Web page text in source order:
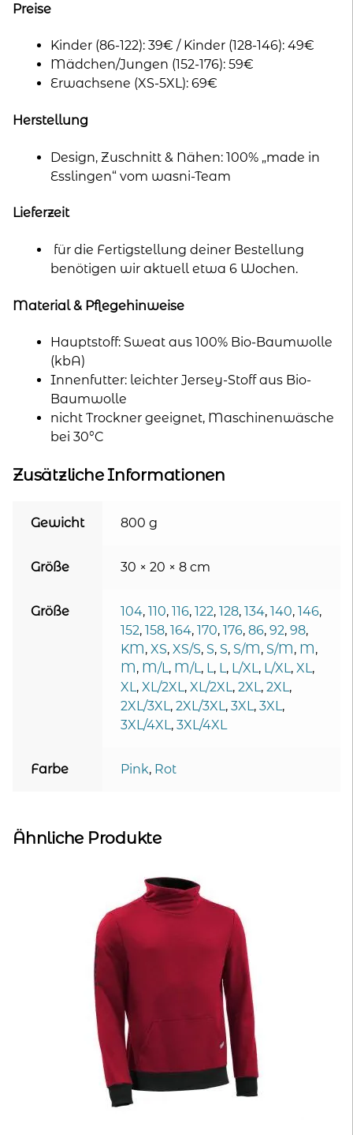
Preise
Kinder (86-122): 39€ / Kinder (128-146): 49€
Mädchen/Jungen (152-176): 59€
Erwachsene (XS-5XL): 69€
Herstellung
Design, Zuschnitt & Nähen: 100% „made in
Esslingen“ vom wasni-Team
Lieferzeit
für die Fertigstellung deiner Bestellung
benötigen wir aktuell etwa 6 Wochen.
Material & Pflegehinweise
Hauptstoff: Sweat aus 100% Bio-Baumwolle
(kbA)
Innenfutter: leichter Jersey-Stoff aus Bio-
Baumwolle
nicht Trockner geeignet, Maschinenwäsche
bei 30°C
Zusätzliche Informationen
Gewicht 800 g
Größe 30 × 20 × 8 cm
Größe 104, 110, 116, 122, 128, 134, 140, 146,
152, 158, 164, 170, 176, 86, 92, 98,
KM, XS, XS/S, S, S, S/M, S/M, M,
M, M/L, M/L, L, L, L/XL, L/XL, XL,
XL, XL/2XL, XL/2XL, 2XL, 2XL,
2XL/3XL, 2XL/3XL, 3XL, 3XL,
3XL/4XL, 3XL/4XL
Farbe Pink, Rot
Ähnliche Produkte